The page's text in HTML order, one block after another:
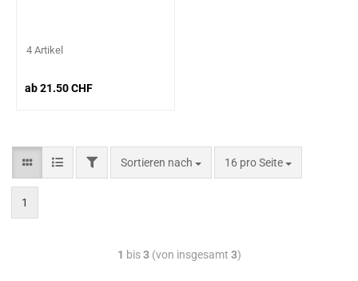
4 Artikel
ab 21.50 CHF
Sortieren nach 16 pro Seite
1
1 bis3(von insgesamt 3)